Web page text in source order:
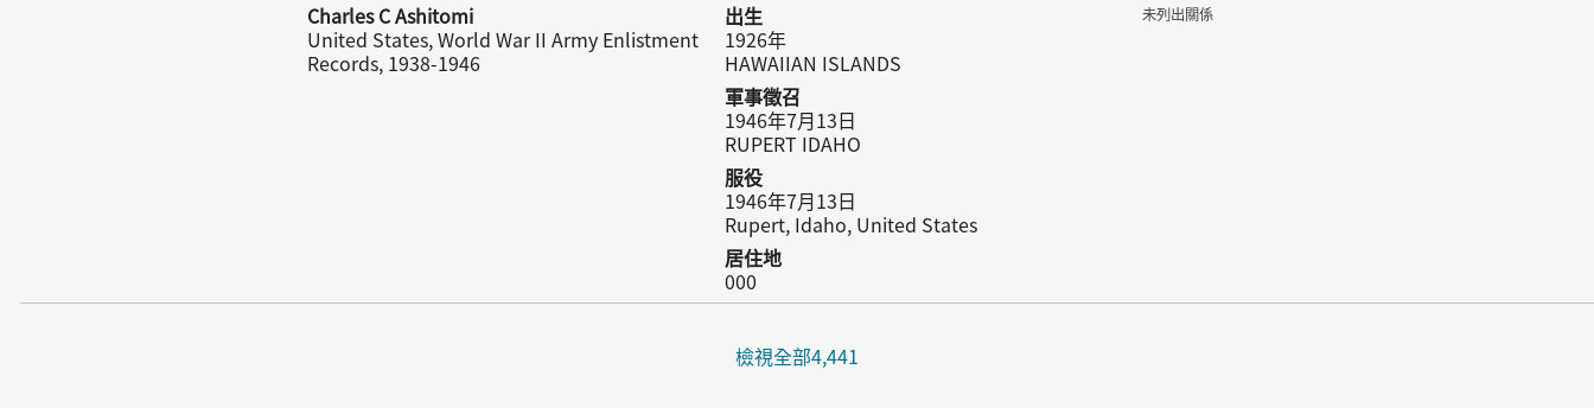
Charles C Ashitomi
United States, World War II Army Enlistment
Records, 1938-1946
出生
1926年
HAWAIIAN ISLANDS
軍事徵召
1946年7月13日
RUPERT IDAHO
服役
1946年7月13日
Rupert, Idaho, United States
居住地
000
未列出關係
檢視全部4,441